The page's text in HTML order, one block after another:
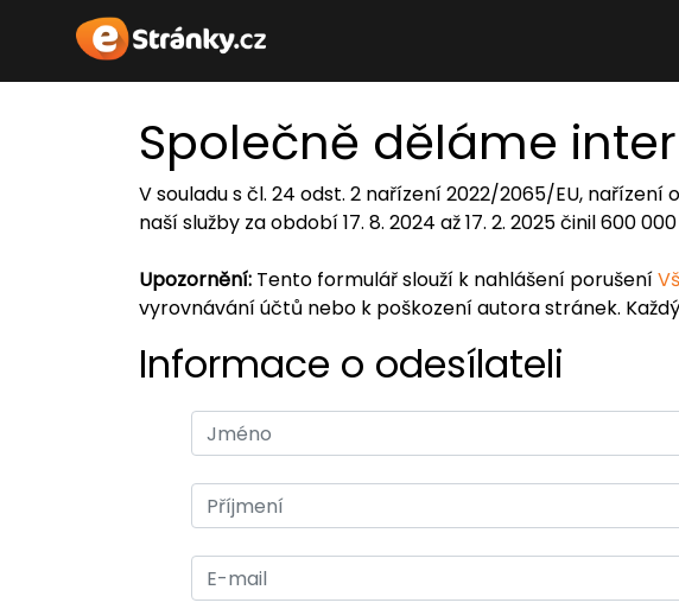
Společně děláme
V souladu s čl. 24 odst. 2 nařízení 2022/2065/EU,
naší služby za období 17. 8. 2024 až 17. 2. 2025 činil 600
Upozornění: Tento formulář slouží k nahlášení porušení
vyrovnávání účtů nebo k poškození autora stránek.
Informace o odesílateli